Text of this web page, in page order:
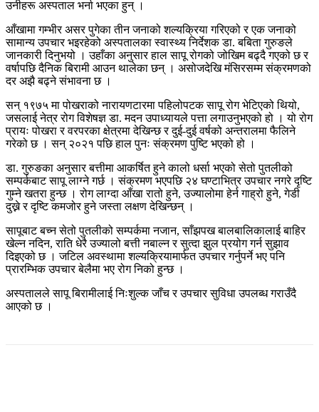
उनीहरू अस्पताल भर्ना भएका हुन् ।
आँखामा गम्भीर असर पुगेका तीन जनाको शल्यक्रिया गरिएको र एक जनाको
सामान्य उपचार भइरहेको अस्पतालका स्वास्थ्य निर्देशक डा. बबिता गुरुङले
जानकारी दिनुभयो । उहाँका अनुसार हाल सापू रोगको जोखिम बढ्दै गएको छ र
वर्षापछि दैनिक बिरामी आउन थालेका छन् । असोजदेखि मंसिरसम्म संक्रमणको
दर अझै बढ्ने संभावना छ ।
सन् १९७५ मा पोखराको नारायणटारमा पहिलोपटक सापू रोग भेटिएको थियो,
जसलाई नेत्र रोग विशेषज्ञ डा. मदन उपाध्यायले पत्ता लगाउनुभएको हो । यो रोग
प्रायः पोखरा र वरपरका क्षेत्रमा देखिन्छ र दुई-दुई वर्षको अन्तरालमा फैलिने
गरेको छ । सन् २०२१ पछि हाल पुनः संक्रमण पुष्टि भएको हो ।
डा. गुरुङका अनुसार बत्तीमा आकर्षित हुने कालो धर्सा भएको सेतो पुतलीको
सम्पर्कबाट सापू लाग्ने गर्छ । संक्रमण भएपछि २४ घण्टाभित्र उपचार नगरे दृष्टि
गुम्ने खतरा हुन्छ । रोग लाग्दा आँखा रातो हुने, उज्यालोमा हेर्न गाह्रो हुने, गेडी
दुख्ने र दृष्टि कमजोर हुने जस्ता लक्षण देखिन्छन् ।
सापूबाट बच्न सेतो पुतलीको सम्पर्कमा नजान, साँझपख बालबालिकालाई बाहिर
खेल्न नदिन, राति धेरै उज्यालो बत्ती नबाल्न र सुत्दा झुल प्रयोग गर्न सुझाव
दिइएको छ । जटिल अवस्थामा शल्यक्रियामार्फत उपचार गर्नुपर्ने भए पनि
प्रारम्भिक उपचार बेलैमा भए रोग निको हुन्छ ।
अस्पतालले सापू बिरामीलाई निःशुल्क जाँच र उपचार सुविधा उपलब्ध गराउँदै
आएको छ ।